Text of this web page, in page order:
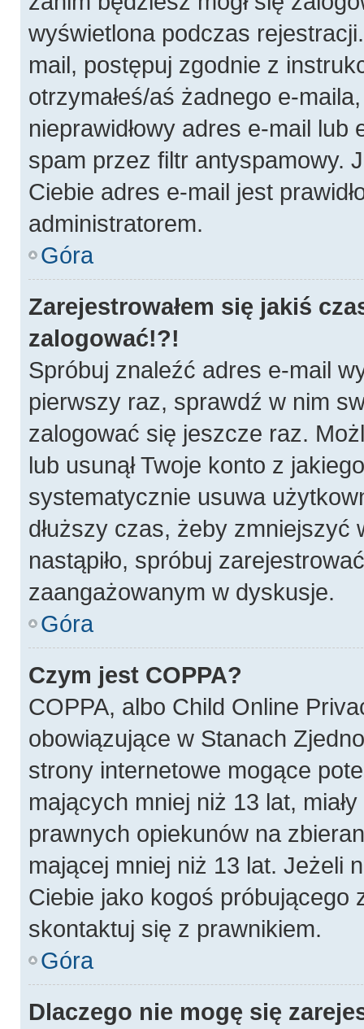
wyświetlona podczas
mail, postępuj zgodnie z
otrzymałeś/aś żadnego e-
nieprawidłowy adres e-mail lub
spam przez filtr antyspamowy.
Ciebie adres e-mail jest
administratorem.
Góra
Zarejestrowałem się jakiś
zalogować!?!
Spróbuj znaleźć adres e-mail
pierwszy raz, sprawdź w nim
zalogować się jeszcze raz.
lub usunął Twoje konto z
systematycznie usuwa
dłuższy czas, żeby
nastąpiło, spróbuj
zaangażowanym w dyskusje.
Góra
Czym jest COPPA?
COPPA, albo Child Online
obowiązujące w Stanach
strony internetowe mogące
mających mniej niż 13 lat,
prawnych opiekunów na
mającej mniej niż 13 lat. Jeżeli
Ciebie jako kogoś próbującego
skontaktuj się z prawnikiem.
Góra
Dlaczego nie mogę się